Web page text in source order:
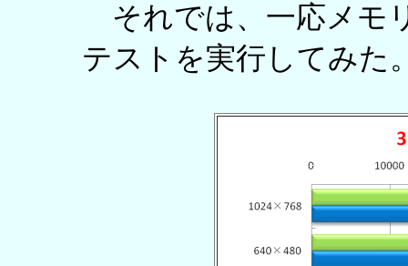
それでは、一応メモ
テストを実行してみた